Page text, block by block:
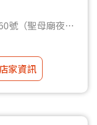
號（聖母廟夜
家資訊